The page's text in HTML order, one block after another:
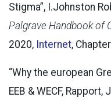
Stigma”, I.Johnston
Palgrave Handbook of
2020, Internet,
“Why the european
EEB & WECF,